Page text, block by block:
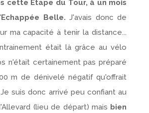
cette Etape du Tour, à un mois
Belle. J'avais donc de
ma capacité à tenir la distance...
était là grâce au vélo
n'était certainement pas préparé
m de dénivelé négatif qu'offrait
suis donc arrivé peu confiant au
(lieu de départ) mais bien